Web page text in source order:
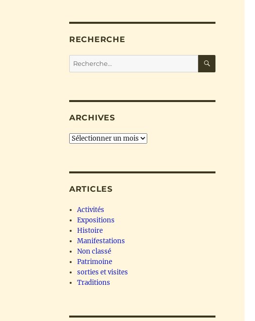
RECHERCHE
Recherche
pour :
ARCHIVES
Archives
ARTICLES
Activités
Expositions
Histoire
Manifestations
Non classé
Patrimoine
sorties et visites
Traditions